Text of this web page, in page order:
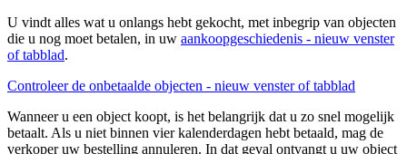
U vindt alles wat u onlangs hebt gekocht, met inbegrip van objecten
die u nog moet betalen, in uw aankoopgeschiedenis - nieuw venster
of tabblad.
Controleer de onbetaalde objecten - nieuw venster of tabblad
Wanneer u een object koopt, is het belangrijk dat u zo snel mogelijk
betaalt. Als u niet binnen vier kalenderdagen hebt betaald, mag de
verkoper uw bestelling annuleren. In dat geval ontvangt u uw object